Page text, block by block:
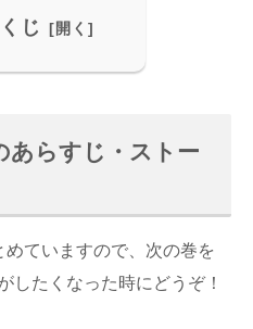
じ
あらすじ・ストー
ていますので、次の巻を
したくなった時にどうぞ！